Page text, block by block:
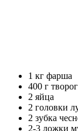
1 кг фарша
400 г
2 яйца
2 головки
2 зубка
2-3 ложки